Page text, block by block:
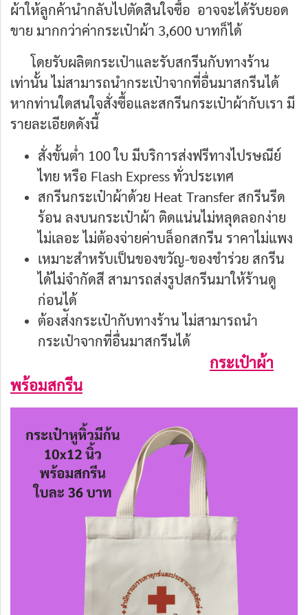
ผ้าให้ลูกค้านำกลับไปตัดสินใจซื้อ อาจจะได้รับยอด
ขาย มากกว่าค่ากระเป๋าผ้า 3,600 บาทก็ได้
โดยรับผลิตกระเป๋าและรับสกรีนกับทางร้าน
เท่านั้น ไม่สามารถนำกระเป๋าจากที่อื่นมาสกรีนได้
หากท่านใดสนใจสั่งซื้อและสกรีนกระเป๋าผ้ากับเรา มี
รายละเอียดดังนี้
สั่งขั้นต่ำ 100 ใบ มีบริการส่งฟรีทางไปรษณีย์
ไทย หรือ Flash Express ทั่วประเทศ
สกรีนกระเป๋าผ้าด้วย Heat Transfer สกรีนรีด
ร้อน ลงบนกระเป๋าผ้า ติดแน่นไม่หลุดลอกง่าย
ไม่เลอะ ไม่ต้องจ่ายค่าบล็อกสกรีน ราคาไม่แพง
เหมาะสำหรับเป็นของขวัญ-ของชำร่วย สกรีน
ได้ไม่จำกัดสี สามารถส่งรูปสกรีนมาให้ร้านดู
ก่อนได้
ต้องส่ังกระเป๋ากับทางร้าน ไม่สามารถนำ
กระเป๋าจากที่อื่นมาสกรีนได้
กระเป๋าผ้า
พร้อมสกรีน